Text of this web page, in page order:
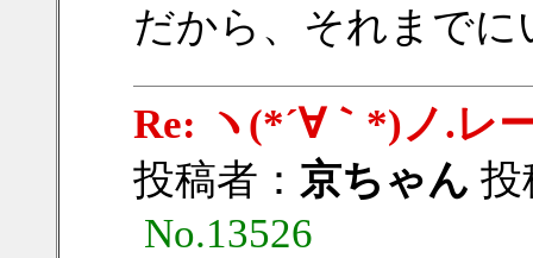
だから、それまで
Re: ヽ(*´∀｀*)ノ.レ
投稿者： 京ちゃん 投
No.13526